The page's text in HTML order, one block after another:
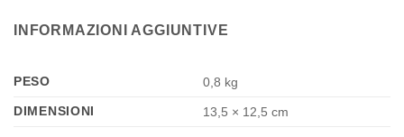
INFORMAZIONI AGGIUNTIVE
PESO
0,8 kg
DIMENSIONI
13,5 × 12,5 cm